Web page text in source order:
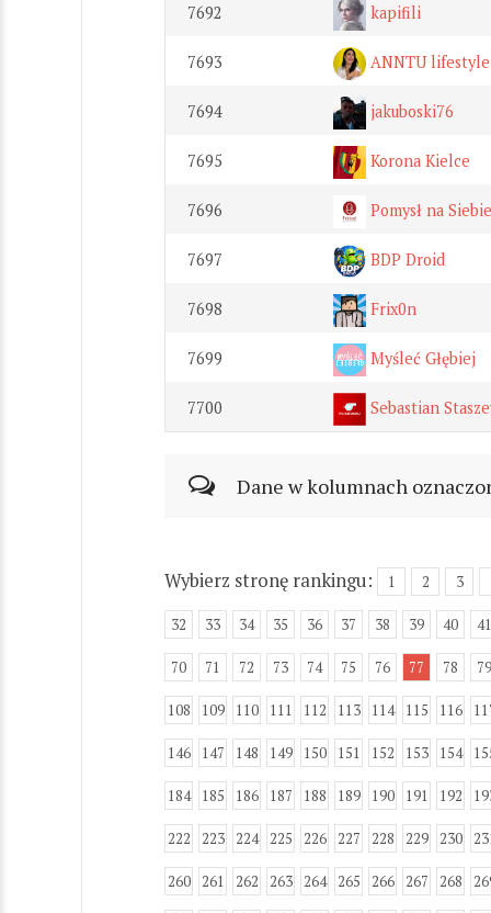
7692 kapifili
7693 ANNTU lifestyle
7694 jakuboski76
7695 Korona Kielce
7696 Pomysł na
7697 BDP Droid
7698 Frix0n
7699 Myśleć Głębiej
7700 Sebastian
Dane w kolumnach
Wybierz stronę rankingu: 1 2 3
32 33 34 35 36 37 38 39 40 41
70 71 72 73 74 75 76 77 78 79
108 109 110 111 112 113 114 115 116
146 147 148 149 150 151 152 153 154
184 185 186 187 188 189 190 191 192
222 223 224 225 226 227 228 229 230
260 261 262 263 264 265 266 267 268